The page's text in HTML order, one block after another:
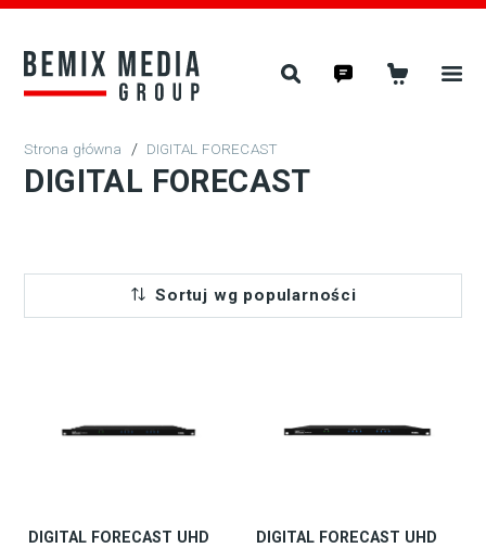
/ DIGITAL FORECAST
DIGITAL FORECAST
Sortuj wg popularności
DIGITAL FORECAST UHD
DIGITAL FORECAST UHD